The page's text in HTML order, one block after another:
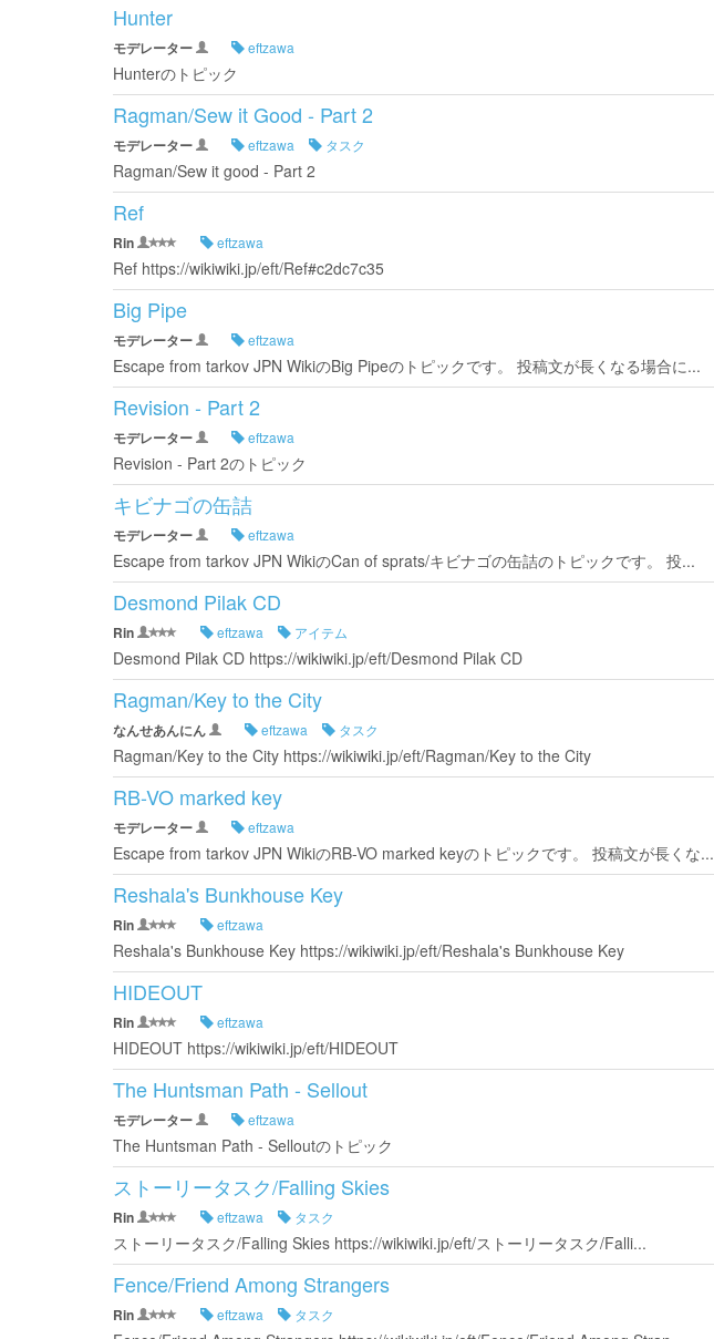
Hunter
モデレーター eftzawa
Hunterのトピック
Ragman/Sew it Good - Part 2
モデレーター eftzawa タスク
Ragman/Sew it good - Part 2
Ref
Rin eftzawa
Ref https://wikiwiki.jp/eft/Ref#c2dc7c35
Big Pipe
モデレーター eftzawa
Escape from tarkov JPN WikiのBig Pipeのトピックです。 投稿文が長くなる場合に...
Revision - Part 2
モデレーター eftzawa
Revision - Part 2のトピック
キビナゴの缶詰
モデレーター eftzawa
Escape from tarkov JPN WikiのCan of sprats/キビナゴの缶詰のトピックです。 投...
Desmond Pilak CD
Rin eftzawa アイテム
Desmond Pilak CD https://wikiwiki.jp/eft/Desmond Pilak CD
Ragman/Key to the City
なんせあんにん eftzawa タスク
Ragman/Key to the City https://wikiwiki.jp/eft/Ragman/Key to the City
RB-VO marked key
モデレーター eftzawa
Escape from tarkov JPN WikiのRB-VO marked keyのトピックです。 投稿文が長くな...
Reshala's Bunkhouse Key
Rin eftzawa
Reshala's Bunkhouse Key https://wikiwiki.jp/eft/Reshala's Bunkhouse Key
HIDEOUT
Rin eftzawa
HIDEOUT https://wikiwiki.jp/eft/HIDEOUT
The Huntsman Path - Sellout
モデレーター eftzawa
The Huntsman Path - Selloutのトピック
ストーリータスク/Falling Skies
Rin eftzawa タスク
ストーリータスク/Falling Skies https://wikiwiki.jp/eft/ストーリータスク/Falli...
Fence/Friend Among Strangers
Rin eftzawa タスク